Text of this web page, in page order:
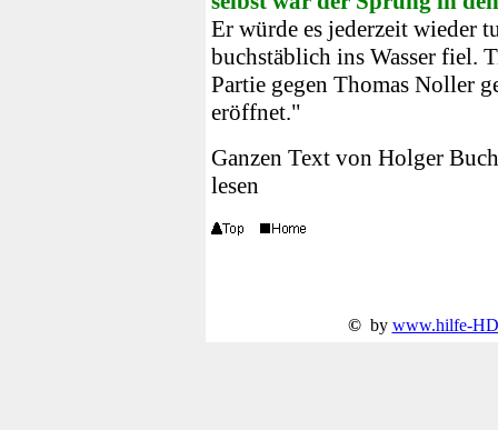
Er würde es jederzeit wieder
buchstäblich ins Wasser fiel.
Partie gegen Thomas Noller
eröffnet."
Ganzen Text von Holger
lesen
© by www.hilfe-